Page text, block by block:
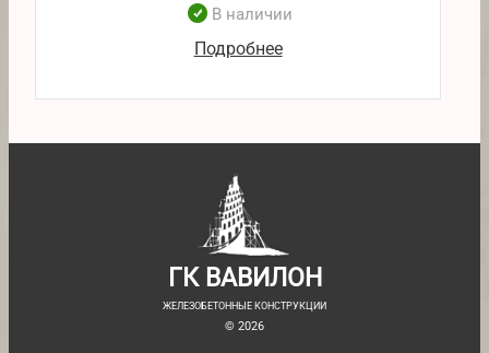
В наличии
Подробнее
ГК ВАВИЛОН
ЖЕЛЕЗОБЕТОННЫЕ КОНСТРУКЦИИ
© 2026